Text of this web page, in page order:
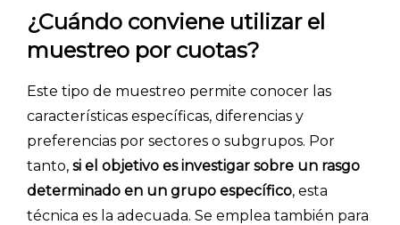
Explorar categorías:
- Artículos destacados
- Consejos para tu encuesta
- Encuesta.com
- Encuestas de NPS
- Encuestas de recursos humanos
¿Cuándo conviene utilizar el
muestreo por cuotas?
Este tipo de muestreo permite conocer las
características específicas, diferencias y
preferencias por sectores o subgrupos. Por
tanto, si el objetivo es investigar sobre un rasgo
determinado en un grupo específico, esta
técnica es la adecuada. Se emplea también para